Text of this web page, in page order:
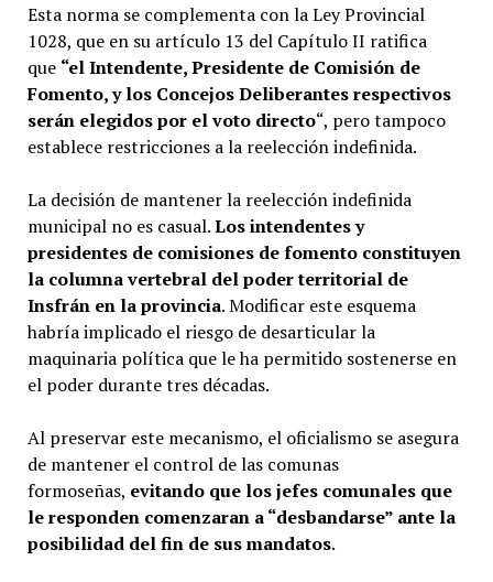
Esta norma se complementa con la Ley Provincial
1028, que en su artículo 13 del Capítulo II ratifica
que “el Intendente, Presidente de Comisión de
Fomento, y los Concejos Deliberantes respectivos
serán elegidos por el voto directo“, pero tampoco
establece restricciones a la reelección indefinida.
La decisión de mantener la reelección indefinida
municipal no es casual.Los intendentes y
presidentes de comisiones de fomento constituyen
la columna vertebral del poder territorial de
Insfrán en la provincia. Modificar este esquema
habría implicado el riesgo de desarticular la
maquinaria política que le ha permitido sostenerse en
el poder durante tres décadas.
Al preservar este mecanismo, el oficialismo se asegura
de mantener el control de las comunas
formoseñas, evitando que los jefes comunales que
le responden comenzaran a “desbandarse” ante la
posibilidad del fin de sus mandatos.